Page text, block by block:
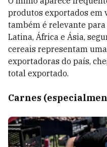
produtos exportados em
também é relevante
Latina, África e Ásia,
cereais representam
exportadoras do país,
total exportado.
Carnes